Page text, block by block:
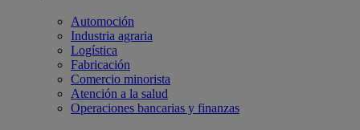
Automoción
Industria agraria
Logística
Fabricación
Comercio minorista
Atención a la salud
Operaciones bancarias y finanzas